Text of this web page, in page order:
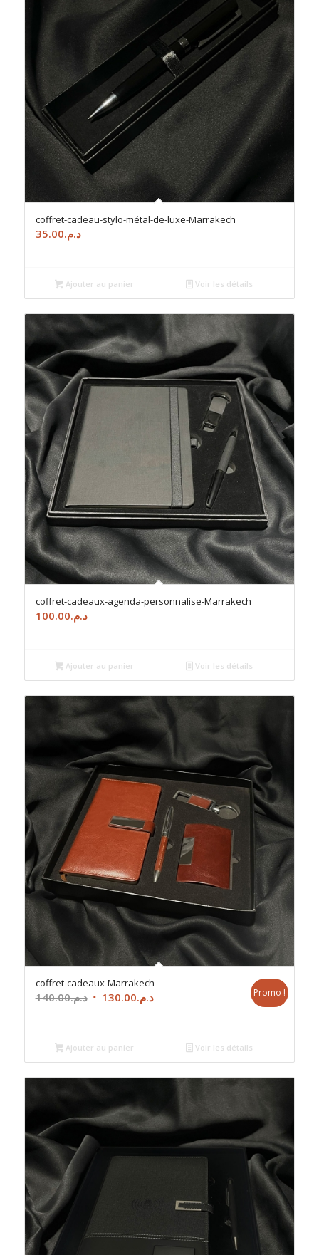
coffret-cadeau-stylo-métal-de-luxe-Marrakech
د.م.35.00
Ajouter au panier Voir les détails
coffret-cadeaux-agenda-personnalise-Marrakech
د.م.100.00
Ajouter au panier Voir les détails
coffret-cadeaux-Marrakech
د.م.140.00
Le
était :
د.م.140.00.
د.م.130.00
Le
د.م.130.00.
Promo !
Ajouter au panier Voir les détails